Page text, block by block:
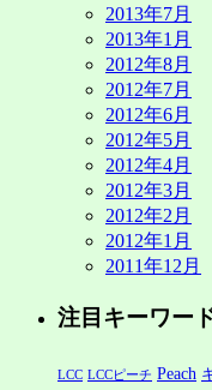
2013年7月
2013年1月
2012年8月
2012年7月
2012年6月
2012年5月
2012年4月
2012年3月
2012年2月
2012年1月
2011年12月
注目キーワー
LCC LCCピーチ Peach